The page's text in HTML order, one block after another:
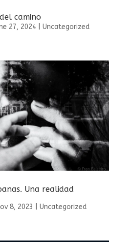
camino
27, 2024| Uncategorized
Una realidad
8, 2023 Uncategorized